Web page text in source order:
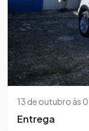
13 de outubro às
Entrega